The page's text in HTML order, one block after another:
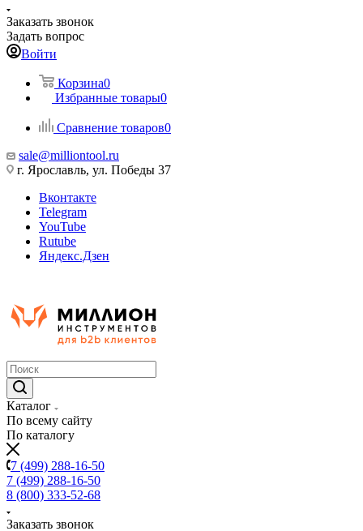
Заказать звонок
Задать вопрос
Войти
Корзина0
Избранные товары0
Сравнение товаров0
sale@milliontool.ru
г. Ярославль, ул. Победы 37
Вконтакте
Telegram
YouTube
Rutube
Яндекс.Дзен
Каталог
По всему сайту
По каталогу
7 (499) 288-16-50
7 (499) 288-16-50
8 (800) 333-52-68
Заказать звонок